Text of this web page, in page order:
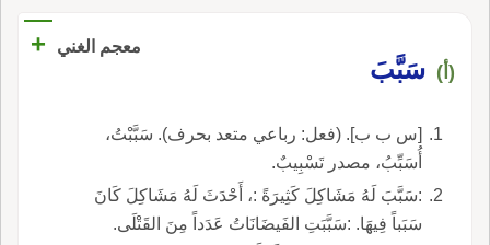
معجم الغني +
(أ) سَبَّبَ
[س ب ب]. (فعل: رباعي متعد بحرف). سَبَّبْتُ،
أُسَبِّبُ، مصدر تَسْبِيبٌ.
:سَبَّبَ لَهُ مَشَاكِلَ كَثِيرَةً :، أَحْدَثَ لَهُ مَشَاكِلَ كَانَ
سَبَباً فِيهَا. :سَبَّبَتِ الفَيضَانَاتُ عَدَداً مِنَ القَتْلَى.